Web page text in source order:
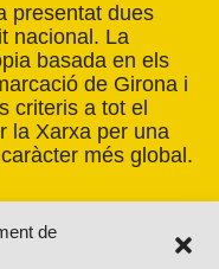
de
presentat dues
nacional. La
basada en els
de Girona i
criteris a tot el
la Xarxa per una
més global.